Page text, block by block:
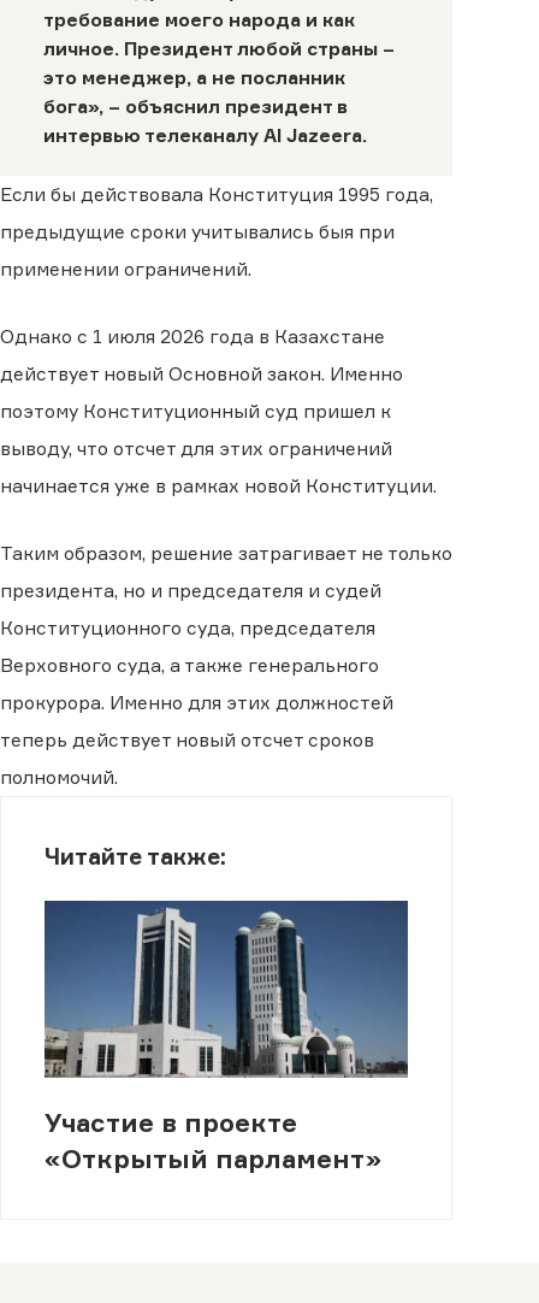
требование моего народа и как
личное. Президент любой страны –
это менеджер, а не посланник
бога», – объяснил президент в
интервью телеканалу Al Jazeera.
Если бы действовала Конституция 1995 года,
предыдущие сроки учитывались быя при
применении ограничений.
Однако с 1 июля 2026 года в Казахстане
действует новый Основной закон. Именно
поэтому Конституционный суд пришел к
выводу, что отсчет для этих ограничений
начинается уже в рамках новой Конституции.
Таким образом, решение затрагивает не только
президента, но и председателя и судей
Конституционного суда, председателя
Верховного суда, а также генерального
прокурора. Именно для этих должностей
теперь действует новый отсчет сроков
полномочий.
Читайте также:
Участие в проекте
«Открытый парламент»